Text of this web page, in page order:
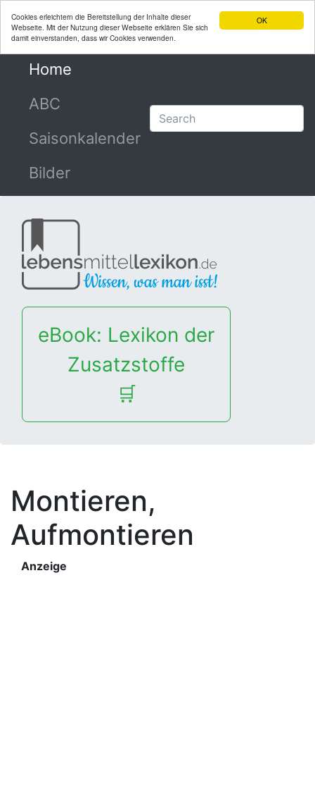
OK
Cookies erleichtern die Bereitstellung der Inhalte dieser
Webseite. Mit der Nutzung dieser Webseite erklären Sie sich
damit einverstanden, dass wir Cookies verwenden.
Home
ABC
Saisonkalender
Bilder
eBook: Lexikon der
Zusatzstoffe
🛒
Montieren,
Aufmontieren
Anzeige